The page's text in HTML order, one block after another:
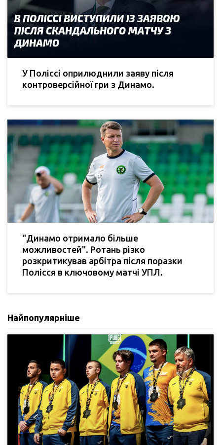
У Поліссі оприлюднили заяву після
контроверсійної гри з Динамо.
"Динамо отримало більше
можливостей". Ротань різко
розкритикував арбітра після поразки
Полісся в ключовому матчі УПЛ.
Найпопулярніше